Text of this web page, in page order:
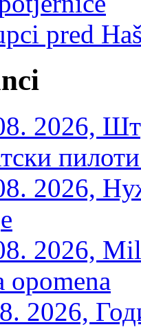
pred
2026,
2026,
2026,
opomena
2026,